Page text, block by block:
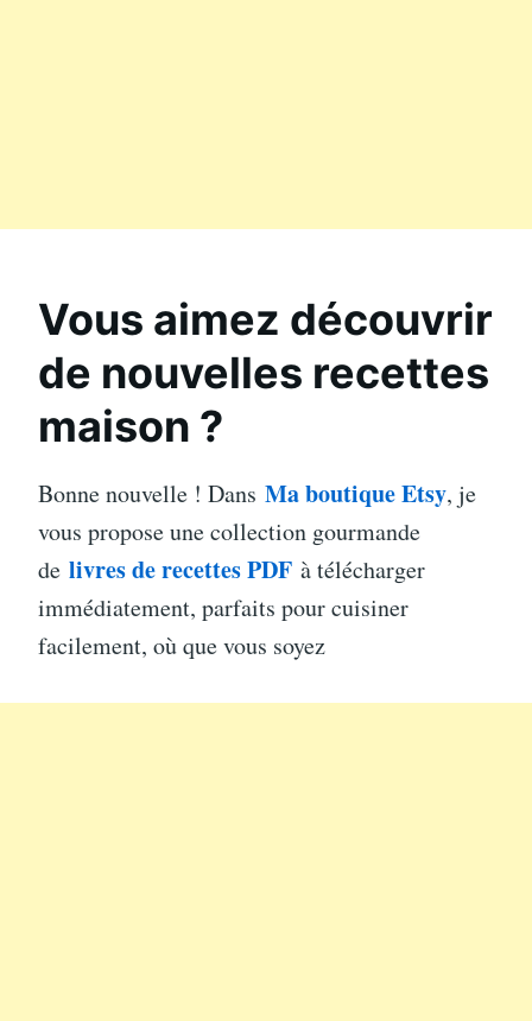
Vous aimez découvrir
de nouvelles recettes
maison ?
Bonne nouvelle ! Dans Ma boutique Etsy, je
vous propose une collection gourmande
de livres de recettes PDF à télécharger
immédiatement, parfaits pour cuisiner
facilement, où que vous soyez